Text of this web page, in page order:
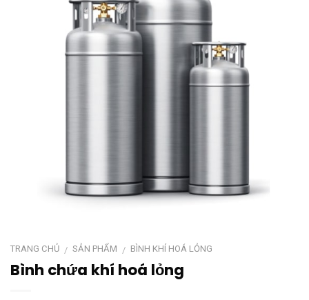
TRANG CHỦ / SẢN PHẨM / BÌNH KHÍ HOÁ LỎNG
Bình chứa khí hoá lỏng